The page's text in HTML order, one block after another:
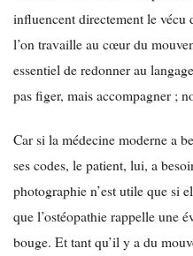
influencent directement le vécu
l’on travaille au cœur du
essentiel de redonner au
pas figer, mais accompagner ;
Car si la médecine moderne a
ses codes, le patient, lui, a
photographie n’est utile que si
que l’ostéopathie rappelle une
bouge. Et tant qu’il y a du